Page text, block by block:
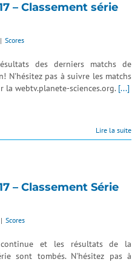
– Classement série
| Scores
des derniers matchs de
N'hésitez pas à suivre les matchs
la webtv.planete-sciences.org. [...]
Lire la suite
– Classement Série
| Scores
et les résultats de la
sont tombés. N'hésitez pas à